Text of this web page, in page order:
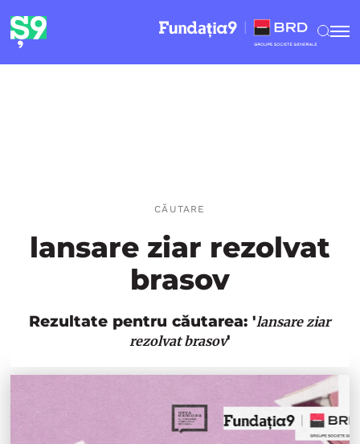
CĂUTARE
lansare ziar rezolvat
brasov
Rezultate pentru căutarea: 'lansare ziar
rezolvat brasov'